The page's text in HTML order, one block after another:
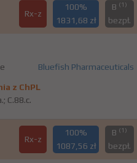
Rx-z
100%
1831,68 zł
B (1)
bezpł.
Bluefish Pharmaceuticals
z ChPL
C.88.c.
Rx-z
100%
1087,56 zł
B (1)
bezpł.